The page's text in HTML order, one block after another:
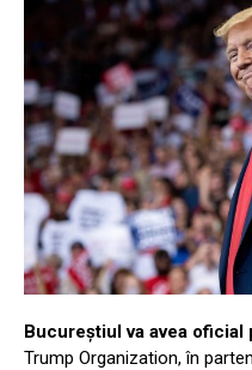
Bucureștiul va avea
Trump Organization, în